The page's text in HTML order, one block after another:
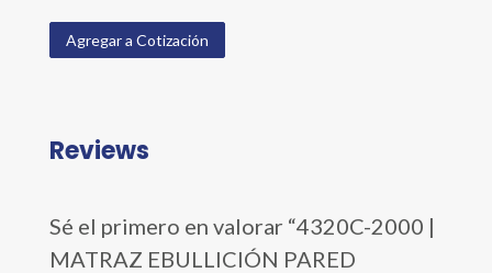
Agregar a Cotización
Reviews
Sé el primero en valorar “4320C-2000 |
MATRAZ EBULLICIÓN PARED